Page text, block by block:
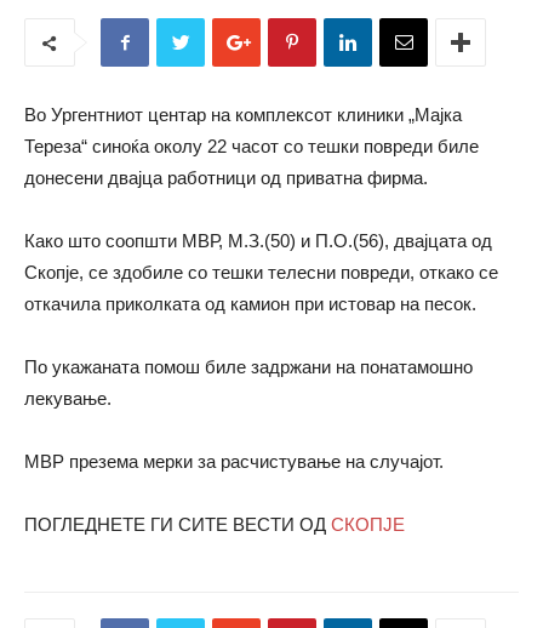
Во Ургентниот центар на комплексот клиники „Мајка
Тереза“ синоќа околу 22 часот со тешки повреди биле
донесени двајца работници од приватна фирма.
Како што соопшти МВР, М.З.(50) и П.О.(56), двајцата од
Скопје, се здобиле со тешки телесни повреди, откако се
откачила приколката од камион при истовар на песок.
По укажаната помош биле задржани на понатамошно
лекување.
МВР презема мерки за расчистување на случајот.
ПОГЛЕДНЕТЕ ГИ СИТЕ ВЕСТИ ОД СКОПЈЕ